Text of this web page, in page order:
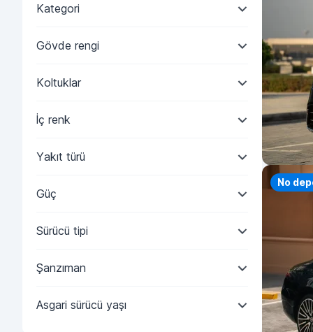
Kategori
Gövde rengi
Koltuklar
İç renk
Yakıt türü
Güç
Sürücü tipi
Şanzıman
Asgari sürücü yaşı
No